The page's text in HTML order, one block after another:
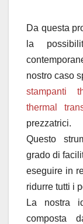
Da questa
la
nostro caso
stampanti
thermal
prezzatrici.
Questo
grado di
eseguire in
ridurre tutti i
La nostra
composta